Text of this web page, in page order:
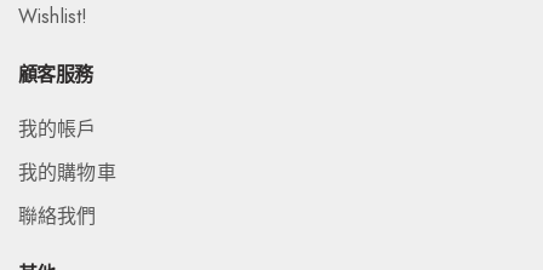
Wishlist!
顧客服務
我的帳戶
我的購物車
聯絡我們